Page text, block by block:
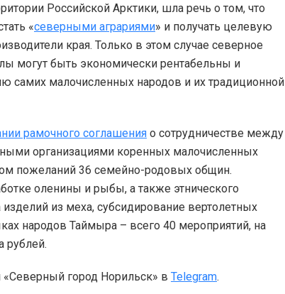
Российской Арктики, шла речь о том, что
«северными аграриями» и получать целевую
края. Только в этом случае северное
могут быть экономически рентабельны и
самих малочисленных народов и их традиционной
рамочного соглашения о сотрудничестве между
организациями коренных малочисленных
пожеланий 36 семейно-родовых общин.
оленины и рыбы, а также этнического
из меха, субсидирование вертолетных
народов Таймыра – всего 40 мероприятий, на
рублей.
«Северный город Норильск» в Telegram.